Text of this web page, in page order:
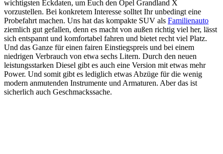
wichtigsten Eckdaten, um Euch den Opel Grandland X
vorzustellen. Bei konkretem Interesse solltet Ihr unbedingt eine
Probefahrt machen. Uns hat das kompakte SUV als Familienauto
ziemlich gut gefallen, denn es macht von außen richtig viel her, lässt
sich entspannt und komfortabel fahren und bietet recht viel Platz.
Und das Ganze für einen fairen Einstiegspreis und bei einem
niedrigen Verbrauch von etwa sechs Litern. Durch den neuen
leistungsstarken Diesel gibt es auch eine Version mit etwas mehr
Power. Und somit gibt es lediglich etwas Abzüge für die wenig
modern anmutenden Instrumente und Armaturen. Aber das ist
sicherlich auch Geschmackssache.